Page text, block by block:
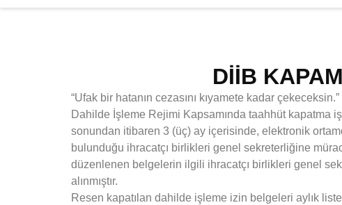
DİİB
“Ufak bir hatanın cezasını kıyamete kadar
Dahilde İşleme Rejimi Kapsamında taahhüt kapatma
sonundan itibaren 3 (üç) ay içerisinde, elektronik
bulunduğu ihracatçı birlikleri genel sekreterliğine
düzenlenen belgelerin ilgili ihracatçı birlikleri genel
alınmıştır.
Resen kapatılan dahilde işleme izin belgeleri aylık